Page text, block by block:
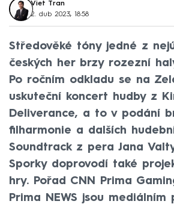
Viet Tran
2. dub 2023, 18:58
Středověké tóny jedné z
českých her brzy rozezní
Po ročním odkladu se na
uskuteční koncert hudby z
Deliverance, a to v podání
filharmonie a dalších
Soundtrack z pera Jana
Sporky doprovodí také
hry. Pořad CNN Prima
Prima NEWS jsou mediálním